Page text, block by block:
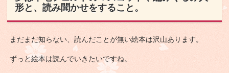
形と、読み聞かせをすること。
まだまだ知らない、読んだことが無い絵本は沢山あります。
ずっと絵本は読んでいきたいですね。